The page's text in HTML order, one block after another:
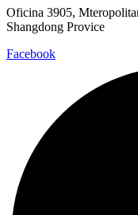
Oficina 3905,
Shangdong Provice
Facebook